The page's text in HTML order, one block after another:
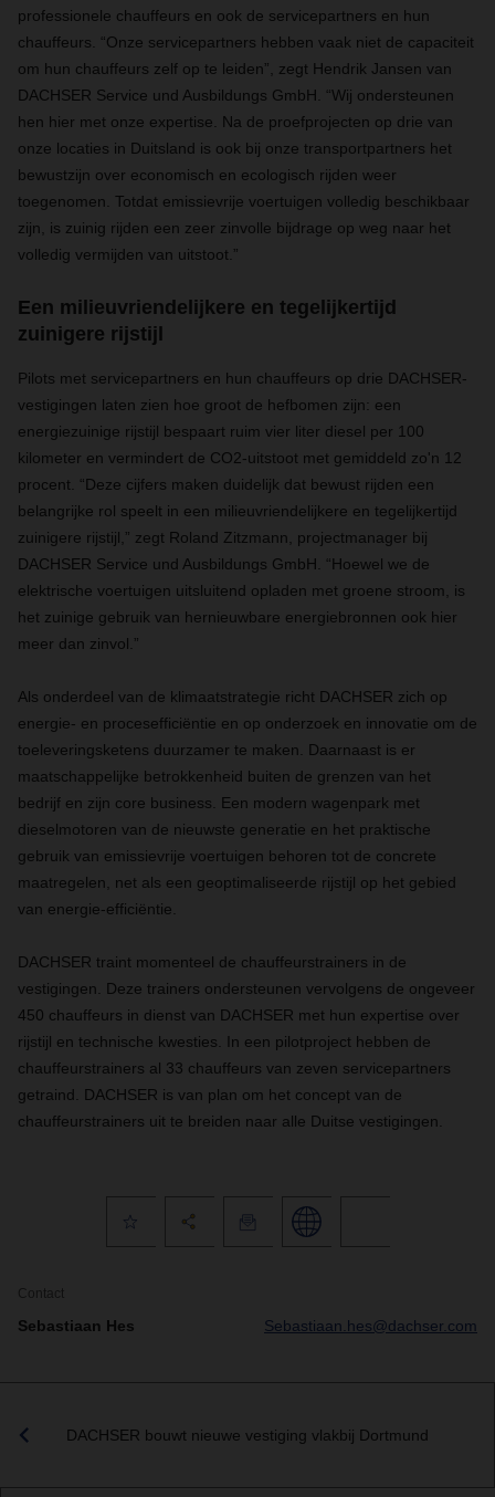
professionele chauffeurs en ook de servicepartners en hun
chauffeurs. “Onze servicepartners hebben vaak niet de capaciteit
om hun chauffeurs zelf op te leiden”, zegt Hendrik Jansen van
DACHSER Service und Ausbildungs GmbH. “Wij ondersteunen
hen hier met onze expertise. Na de proefprojecten op drie van
onze locaties in Duitsland is ook bij onze transportpartners het
bewustzijn over economisch en ecologisch rijden weer
toegenomen. Totdat emissievrije voertuigen volledig beschikbaar
zijn, is zuinig rijden een zeer zinvolle bijdrage op weg naar het
volledig vermijden van uitstoot.”
Een milieuvriendelijkere en tegelijkertijd
zuinigere rijstijl
Pilots met servicepartners en hun chauffeurs op drie DACHSER-
vestigingen laten zien hoe groot de hefbomen zijn: een
energiezuinige rijstijl bespaart ruim vier liter diesel per 100
kilometer en vermindert de CO2-uitstoot met gemiddeld zo'n 12
procent. “Deze cijfers maken duidelijk dat bewust rijden een
belangrijke rol speelt in een milieuvriendelijkere en tegelijkertijd
zuinigere rijstijl,” zegt Roland Zitzmann, projectmanager bij
DACHSER Service und Ausbildungs GmbH. “Hoewel we de
elektrische voertuigen uitsluitend opladen met groene stroom, is
het zuinige gebruik van hernieuwbare energiebronnen ook hier
meer dan zinvol.”
Als onderdeel van de klimaatstrategie richt DACHSER zich op
energie- en procesefficiëntie en op onderzoek en innovatie om de
toeleveringsketens duurzamer te maken. Daarnaast is er
maatschappelijke betrokkenheid buiten de grenzen van het
bedrijf en zijn core business. Een modern wagenpark met
dieselmotoren van de nieuwste generatie en het praktische
gebruik van emissievrije voertuigen behoren tot de concrete
maatregelen, net als een geoptimaliseerde rijstijl op het gebied
van energie-efficiëntie.
DACHSER traint momenteel de chauffeurstrainers in de
vestigingen. Deze trainers ondersteunen vervolgens de ongeveer
450 chauffeurs in dienst van DACHSER met hun expertise over
rijstijl en technische kwesties. In een pilotproject hebben de
chauffeurstrainers al 33 chauffeurs van zeven servicepartners
getraind. DACHSER is van plan om het concept van de
chauffeurstrainers uit te breiden naar alle Duitse vestigingen.
Contact
Sebastiaan Hes Sebastiaan.hes@dachser.com
DACHSER bouwt nieuwe vestiging vlakbij Dortmund